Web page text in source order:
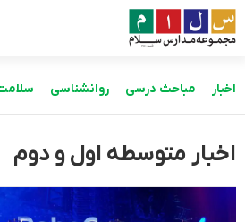
اخبار مباحث درسی روانشناسی
اخبار متوسطه اول و دوم